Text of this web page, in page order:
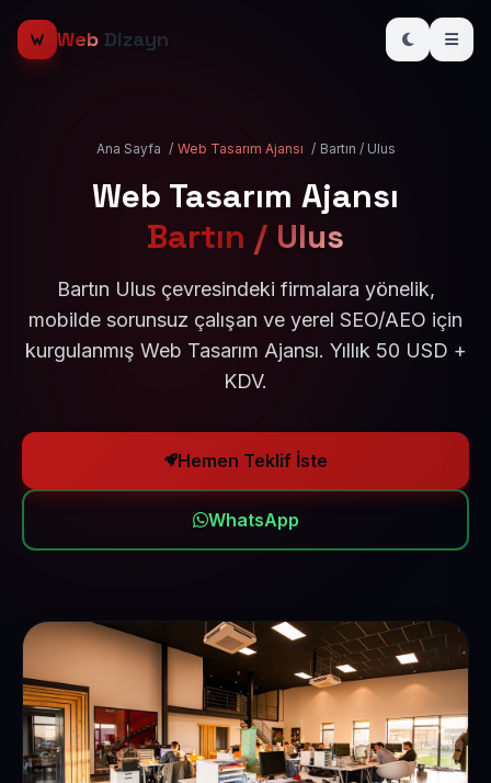
Web Dizayn
Ana Sayfa / Web Tasarım Ajansı / Bartın / Ulus
Web Tasarım Ajansı
Bartın / Ulus
Bartın Ulus çevresindeki firmalara yönelik,
mobilde sorunsuz çalışan ve yerel SEO/AEO için
kurgulanmış Web Tasarım Ajansı. Yıllık 50 USD +
KDV.
Hemen Teklif İste
WhatsApp